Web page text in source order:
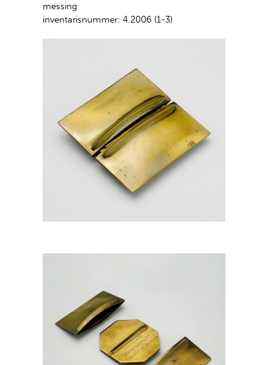
messing
inventarisnummer: 4.2006 (1-3)